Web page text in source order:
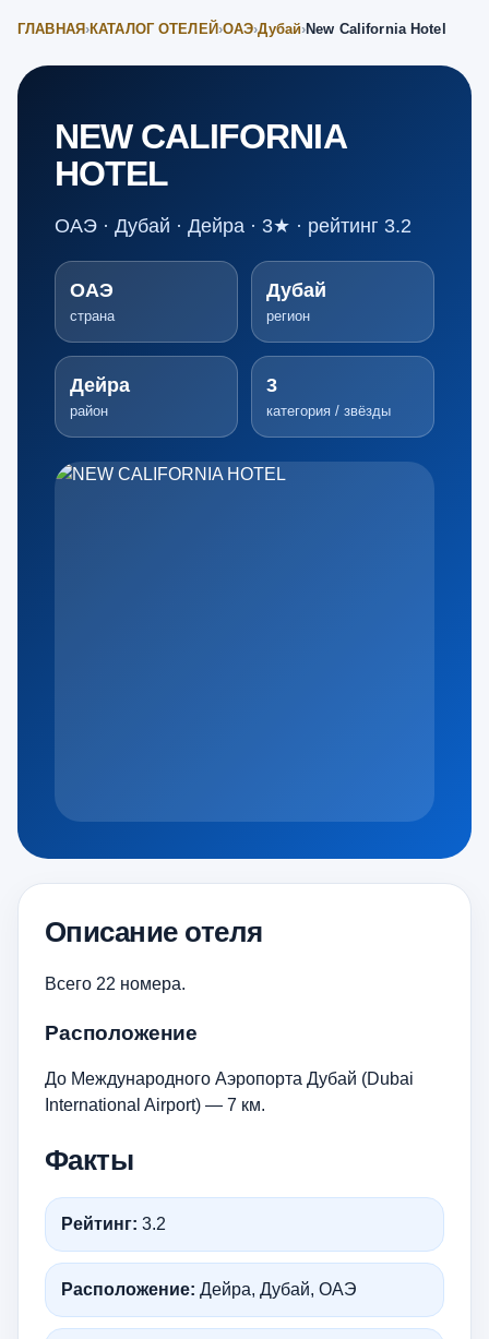
ГЛАВНАЯ ›КАТАЛОГ ОТЕЛЕЙ ›ОАЭ›Дубай›New California Hotel
NEW CALIFORNIA
HOTEL
ОАЭ · Дубай · Дейра · 3★ · рейтинг 3.2
ОАЭ
страна
Дубай
регион
Дейра
район
3
категория / звёзды
Описание отеля
Всего 22 номера.
Расположение
До Международного Аэропорта Дубай (Dubai
International Airport) — 7 км.
Факты
Рейтинг: 3.2
Расположение: Дейра, Дубай, ОАЭ